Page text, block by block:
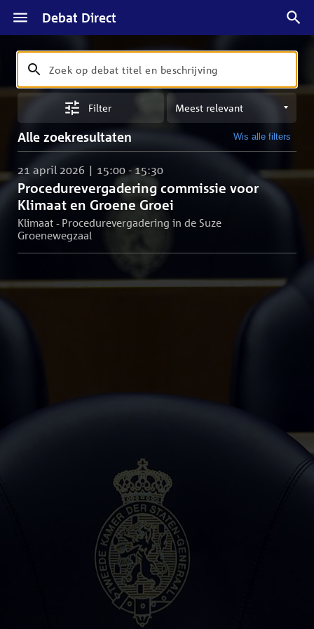
Debat Direct
Zoeken
Zoek
op
en
beschrijving
Filter
Sorteren
op
meest
Alle zoekresultaten Wis alle filters
Procedurevergadering commissie voor
Klimaat en Groene Groei
21 april 2026 | 15:00 - 15:30
Klimaat - Procedurevergadering in de Suze
Groenewegzaal